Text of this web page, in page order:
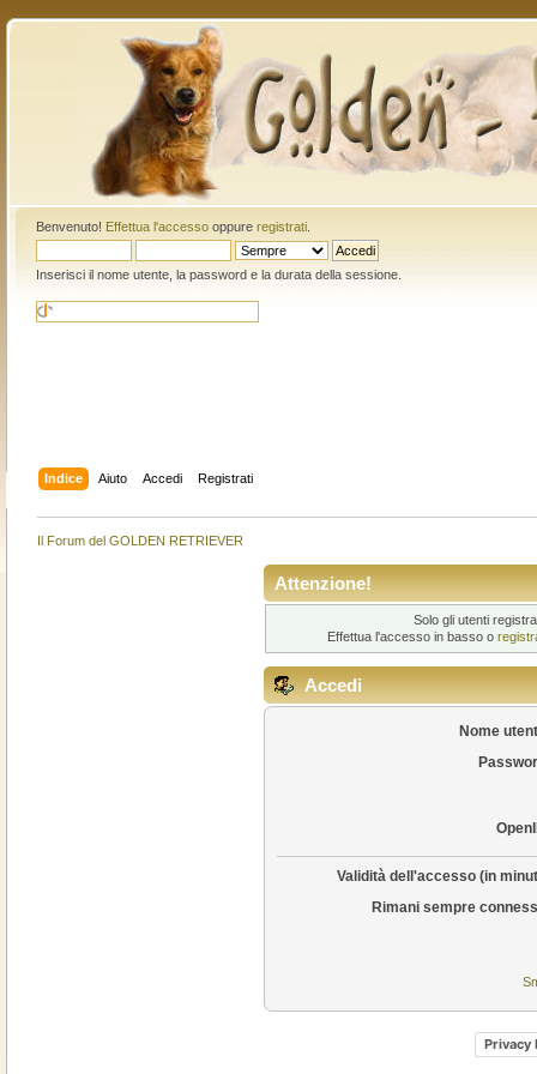
Benvenuto! Effettua l'accessooppure registrati.
Inserisci il nome utente, la password e la durata della sessione.
Indice Aiuto Accedi Registrati
Il Forum del GOLDEN RETRIEVER
Attenzione!
Solo gli utenti
Effettua l'accesso in basso o
Accedi
Nome
Validità dell'accesso (in
Rimani sempre
Privacy